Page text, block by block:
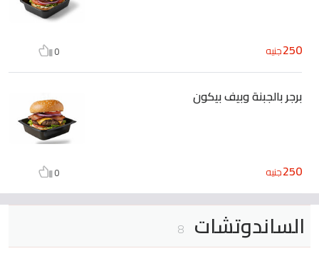
250جنيه 0
برجر بالجبنة وبيف بيكون
250جنيه 0
الساندوتشات 8